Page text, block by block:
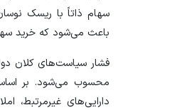
سهام ذاتاً با ریسک
باعث می‌شود که خرید
فشار سیاست‌های کلان
محسوب می‌شود. بر
دارایی‌های غیرمرتبط،